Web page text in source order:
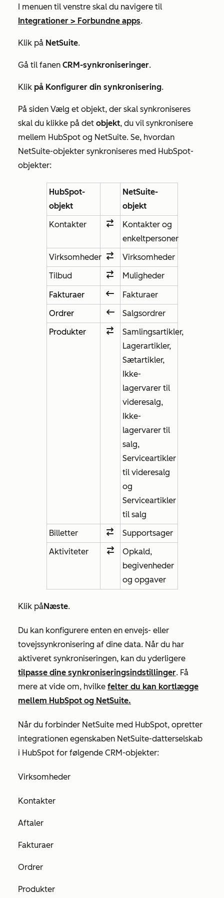
I menuen til venstre skal du navigere til
Integrationer > Forbundne apps.
Klik på NetSuite.
Gå til fanen CRM-synkroniseringer.
Klik på Konfigurer din synkronisering.
På siden Vælg et objekt, der skal synkroniseres
skal du klikke på det objekt, du vil synkronisere
mellem HubSpot og NetSuite. Se, hvordan
NetSuite-objekter synkroniseres med HubSpot-
objekter:
HubSpot-
objekt
NetSuite-
objekt
Kontakter
Kontakter og
enkeltpersoner
Virksomheder
Virksomheder
Tilbud
Muligheder
Fakturaer
Fakturaer
Ordrer
Salgsordrer
Produkter
Samlingsartikler,
Lagerartikler,
Sætartikler,
Ikke-
lagervarer til
videresalg,
Ikke-
lagervarer til
salg,
Serviceartikler
til videresalg
og
Serviceartikler
til salg
Billetter
Supportsager
Aktiviteter
Opkald,
begivenheder
og opgaver
Klik påNæste.
Du kan konfigurere enten en envejs- eller
tovejssynkronisering af dine data. Når du har
aktiveret synkroniseringen, kan du yderligere
tilpasse dine synkroniseringsindstillinger. Få
mere at vide om, hvilke felter du kan kortlægge
mellem HubSpot og NetSuite.
Når du forbinder NetSuite med HubSpot, opretter
integrationen egenskaben NetSuite-datterselskab
i HubSpot for følgende CRM-objekter:
Virksomheder
Kontakter
Aftaler
Fakturaer
Ordrer
Produkter